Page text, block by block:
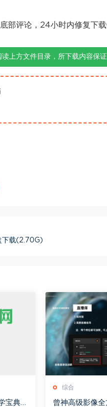
部评论，24小时内修复下载
读上方文件目录，所下载内容保
下载(2.70G)
宝典，
综合
曾神高级影像全